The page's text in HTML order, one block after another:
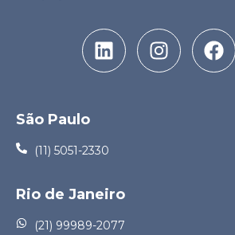
São Paulo
(11) 5051-2330
Rio de Janeiro
(21) 99989-2077